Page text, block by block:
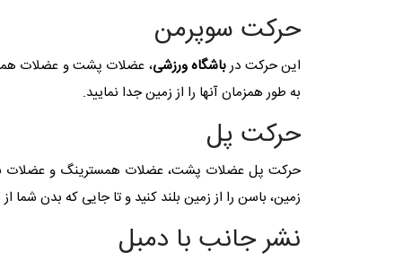
حرکت سوپرمن
این حرکت درباشگاه ورزشی، عضلات پشت و عضلات
به طور همزمان آنها را از زمین جدا نمایید.
حرکت پل
حرکت پل عضلات پشت، عضلات همسترینگ و عضلات
زمین، باسن را از زمین بلند کنید و تا جایی که بدن شما
نشر جانب با دمبل